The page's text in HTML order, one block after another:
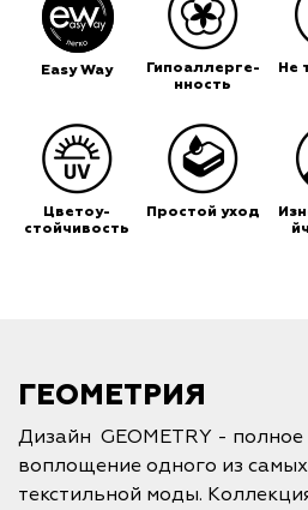
Easy Way
Гипоаллерге-
нность
Не
Цветоу-
стойчивость
Простой уход
ГЕОМЕТРИЯ
Дизайн GEOMETRY -
воплощение одного из
текстильной моды.